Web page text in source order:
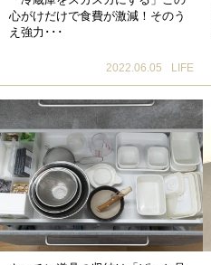
心がけだけで食費が激減！そのう
え強力･･･
2022.06.05 LIFE